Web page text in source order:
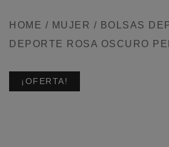
HOME / MUJER / BOLSAS
DEPORTE ROSA OSCURO
¡OFERTA!